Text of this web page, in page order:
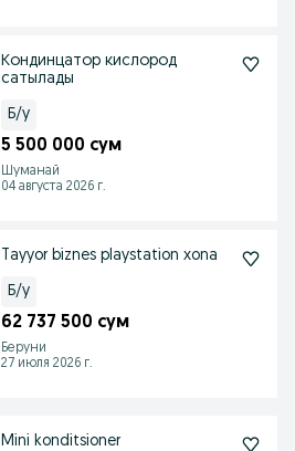
Кондинцатор кислород
сатылады
Б/у
5 500 000 сум
Шуманай
04 августа 2026 г.
Tayyor biznes playstation xona
Б/у
62 737 500 сум
Беруни
27 июля 2026 г.
Mini konditsioner